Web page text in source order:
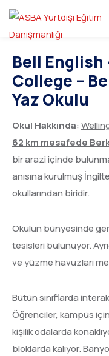
Bell
College –
Yaz Okulu
Okul Hakkında:
62 km mesafede
bir arazi içinde
anısına kurulmuş
okullarından biridir.
Okulun bünyesinde
tesisleri bulunuyor.
ve yüzme havuzları
Bütün sınıflarda
Öğrenciler, kampüs
kişilik odalarda
bloklarda kalıyor.